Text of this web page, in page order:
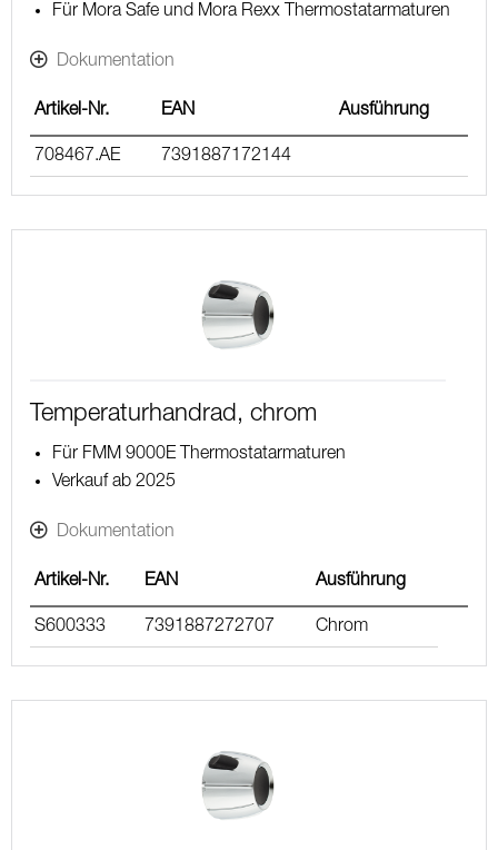
Für Mora Safe und Mora Rexx Thermostatarmaturen
Dokumentation
Artikel-Nr. EAN Ausführung
708467.AE 7391887172144
Temperaturhandrad, chrom
Für FMM 9000E Thermostatarmaturen
Verkauf ab 2025
Dokumentation
Artikel-Nr. EAN Ausführung
S600333 7391887272707 Chrom